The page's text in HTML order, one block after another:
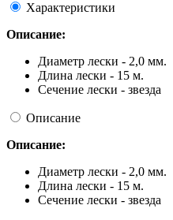
Характеристики
Описание:
Диаметр лески - 2,0 мм.
Длина лески - 15 м.
Сечение лески - звезда
Описание
Описание:
Диаметр лески - 2,0 мм.
Длина лески - 15 м.
Сечение лески - звезда